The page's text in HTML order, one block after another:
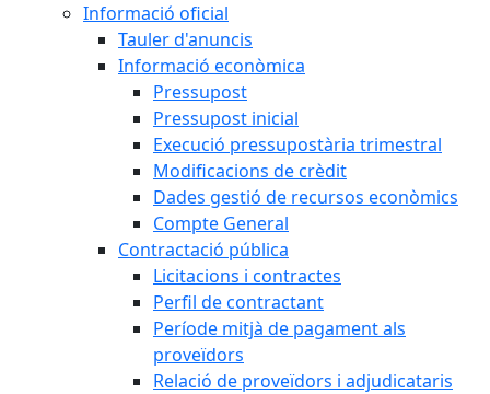
Informació oficial
Tauler d'anuncis
Informació econòmica
Pressupost
Pressupost inicial
Execució pressupostària trimestral
Modificacions de crèdit
Dades gestió de recursos econòmics
Compte General
Contractació pública
Licitacions i contractes
Perfil de contractant
Període mitjà de pagament als
proveïdors
Relació de proveïdors i adjudicataris